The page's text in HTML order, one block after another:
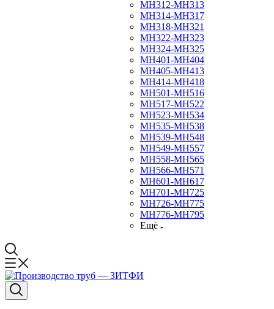
МН312-МН313
МН314-МН317
МН318-МН321
МН322-МН323
МН324-МН325
МН401-МН404
МН405-МН413
МН414-МН418
МН501-МН516
МН517-МН522
МН523-МН534
МН535-МН538
МН539-МН548
МН549-МН557
МН558-МН565
МН566-МН571
МН601-МН617
МН701-МН725
МН726-МН775
МН776-МН795
Ещё